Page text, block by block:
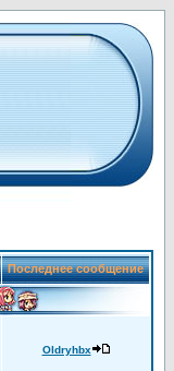
Последнее сообщение
Oldryhbx